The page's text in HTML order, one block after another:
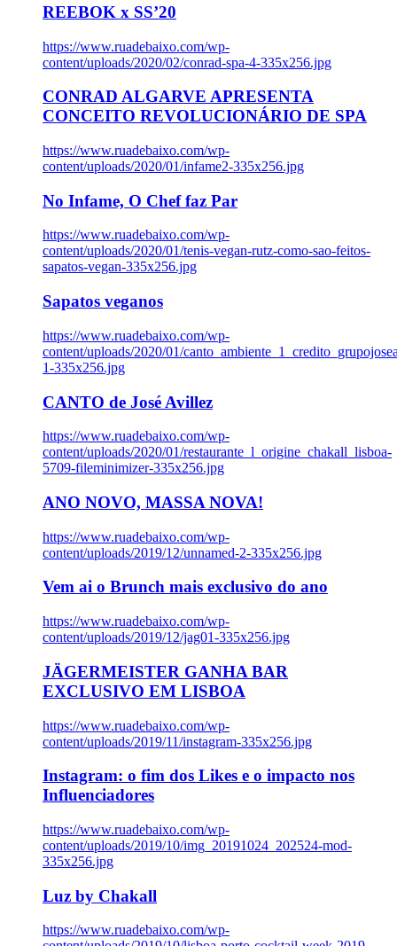
REEBOK x SS’20
https://www.ruadebaixo.com/wp-
content/uploads/2020/02/conrad-spa-4-335x256.jpg
CONRAD ALGARVE APRESENTA
CONCEITO REVOLUCIONÁRIO DE SPA
https://www.ruadebaixo.com/wp-
content/uploads/2020/01/infame2-335x256.jpg
No Infame, O Chef faz Par
https://www.ruadebaixo.com/wp-
content/uploads/2020/01/tenis-vegan-rutz-como-sao-feitos-
sapatos-vegan-335x256.jpg
Sapatos veganos
https://www.ruadebaixo.com/wp-
content/uploads/2020/01/
1-335x256.jpg
CANTO de José Avillez
https://www.ruadebaixo.com/wp-
content/uploads/2020/01/restaurante_l_origine_chakall_lisboa-
5709-fileminimizer-335x256.jpg
ANO NOVO, MASSA NOVA!
https://www.ruadebaixo.com/wp-
content/uploads/2019/12/unnamed-2-335x256.jpg
Vem ai o Brunch mais exclusivo do ano
https://www.ruadebaixo.com/wp-
content/uploads/2019/12/jag01-335x256.jpg
JÄGERMEISTER GANHA BAR
EXCLUSIVO EM LISBOA
https://www.ruadebaixo.com/wp-
content/uploads/2019/11/instagram-335x256.jpg
Instagram: o fim dos Likes e o impacto nos
Influenciadores
https://www.ruadebaixo.com/wp-
content/uploads/2019/10/img_20191024_202524-mod-
335x256.jpg
Luz by Chakall
https://www.ruadebaixo.com/wp-